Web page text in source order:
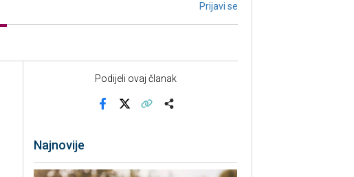
Prijavi se
Podijeli ovaj članak
Najnovije